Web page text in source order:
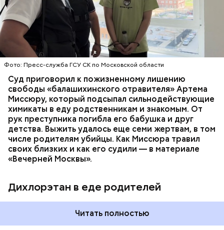
Фото: Пресс-служба ГСУ СК по Московской области
Суд приговорил к пожизненному лишению
свободы «балашихинского отравителя» Артема
Миссюру, который подсыпал сильнодействующие
химикаты в еду родственникам и знакомым. От
рук преступника погибла его бабушка и друг
детства. Выжить удалось еще семи жертвам, в том
числе родителям убийцы. Как Миссюра травил
своих близких и как его судили — в материале
«Вечерней Москвы».
Дихлорэтан в еде родителей
плохое самочувствие. Врачи не смогли поставить
им точный диагноз, после чего анализы
потерпевших направили на экспертизу. В них
специалисты обнаружили сильнодействующий
химикат дихлорэтан, который не мог попасть в
организм супругов случайно. То же самое вещество
нашли в еде, изъятой из квартиры пострадавших.
Читать полностью
ОТРАВЛЕНИЯ БАЛАШИХА
РОДИТЕЛИ
СЛЕДСТВЕННЫЙ КОМИТЕТ
ЭКСПЕРТИЗЫ